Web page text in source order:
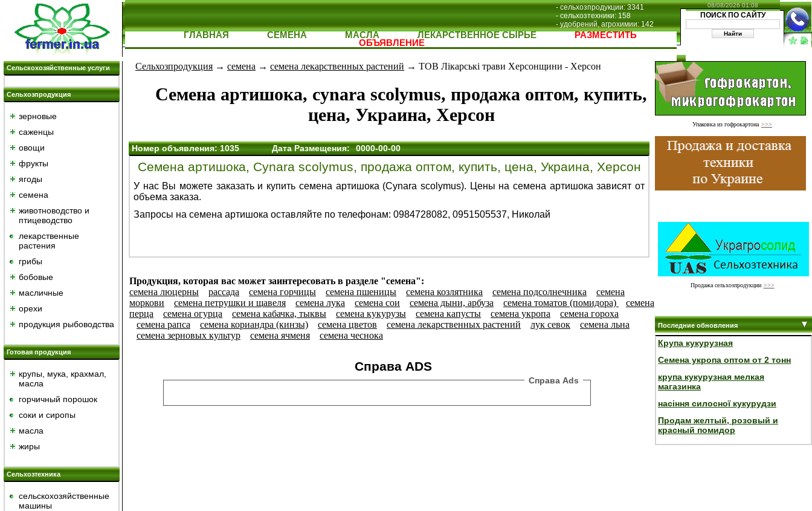
- сельхозпродукции: 3341
- сельхозтехники: 158
- удобрений, агрохимии: 142
08/08/2026 01:08
ПОИСК ПО САЙТУ
ГЛАВНАЯ СЕМЕНА МАСЛА ЛЕКАРСТВЕННОЕ СЫРЬЕ РАЗМЕСТИТЬ
ОБЪЯВЛЕНИЕ
Сельскохозяйственные услуги
Сельхозпродукция
зерновые
саженцы
овощи
фрукты
ягоды
семена
животноводство и
птицеводство
лекарственные
растения
грибы
бобовые
масличные
орехи
продукция рыбоводства
Готовая продукция
крупы, мука, крахмал,
масла
горчичный порошок
cоки и сиропы
масла
жиры
Сельхозтехника
сельскохозяйственные
машины
Сельхозпродукция → семена → семена лекарственных растений → ТОВ Лікарські трави Херсонщини - Херсон
Семена артишока, cynara scolymus, продажа оптом, купить,
цена, Украина, Херсон
Номер объявления: 1035 Дата Размещения: 0000-00-00
Семена артишока, Cynara scolymus, продажа оптом, купить, цена, Украина, Херсон
У нас Вы можете заказать и купить семена артишока (Cynara scolymus). Цены на семена артишока зависят от
объема заказа.
Запросы на семена артишока оставляйте по телефонам: 0984728082, 0951505537, Николай
Продукция, которая вас может заинтересовать в разделе "семена":
семена люцерны
рассада семена горчицы семена пшеницы семена козлятника семена подсолнечника
семена
моркови
семена петрушки и щавеля семена лука семена сои семена дыни, арбуза семена томатов (помидора)
семена
перца
семена огурца семена кабачка, тыквы семена кукурузы семена капусты семена укропа
семена гороха
семена рапса
семена кориандра (кинзы) семена цветов семена лекарственных растений лук севок
семена льна
семена зерновых культур
семена ячменя семена чеснока
Справа ADS
Справа Ads
Упаковка из гофрокартона >>>
Продажа сельхозпродукции >>>
Последние обновления
Крупа кукурузная
Семена укропа оптом от 2 тонн
крупа кукурузная мелкая
магазинка
насіння силосної кукурудзи
Продам желтый, розовый и
красный помидор